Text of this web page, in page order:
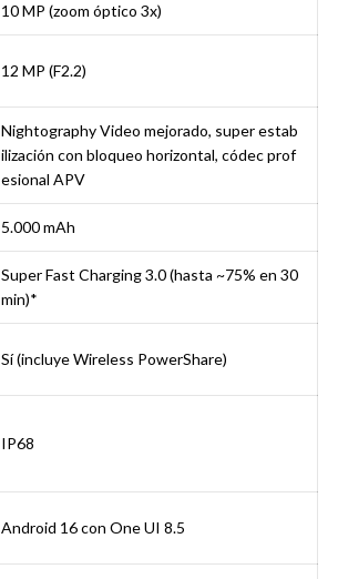
10 MP (zoom óptico 3x)
12 MP (F2.2)
Nightography Video mejorado, super estab
ilización con bloqueo horizontal, códec prof
esional APV
5.000 mAh
Super Fast Charging 3.0 (hasta ~75% en 30
min)*
Sí (incluye Wireless PowerShare)
IP68
Android 16 con One UI 8.5